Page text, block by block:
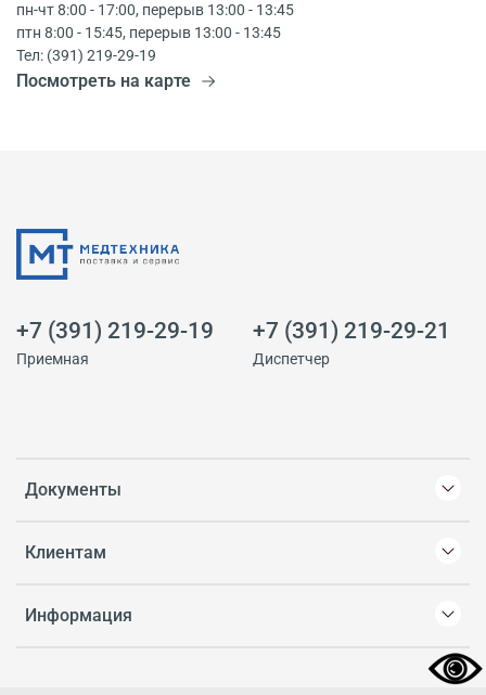
пн-чт 8:00 - 17:00, перерыв 13:00 - 13:45
птн 8:00 - 15:45, перерыв 13:00 - 13:45
Тел: (391) 219-29-19
Посмотреть на карте
Документы
Клиентам
Информация
+7 (391) 219-29-19
Приемная
+7 (391) 219-29-21
Диспетчер